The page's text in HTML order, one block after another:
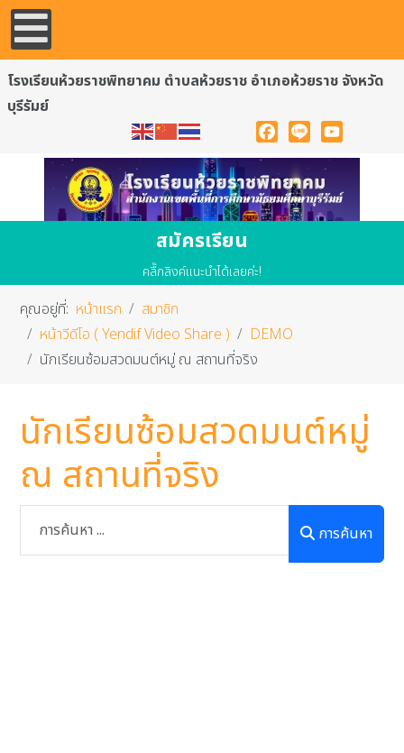
โรงเรียนห้วยราชพิทยาคม ตำบลห้วยราช อำเภอห้วยราช จังหวัด
บุรีรัมย์
Facebook
Line YouTube
สมัครเรียน
คลื๊กลิงค์แนะนำได้เลยค่ะ!
คุณอยู่ที่: หน้าแรก
สมาชิก
หน้าวีดีโอ ( Yendif Video Share )
DEMO
นักเรียนซ้อมสวดมนต์หมู่ ณ สถานที่จริง
นักเรียนซ้อมสวดมนต์หมู่
ณ สถานที่จริง
การค้นหา